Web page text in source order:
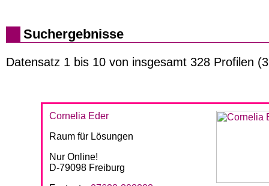
Suchergebnisse
Datensatz 1 bis 10 von insgesamt 328 Profilen
Cornelia Eder
Raum für Lösungen
Nur Online!
D-79098 Freiburg